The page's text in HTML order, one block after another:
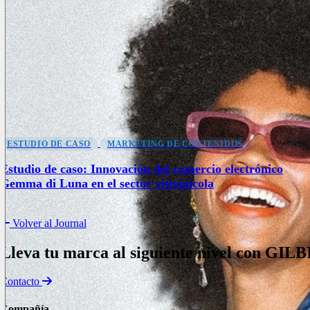
ESTUDIO DE CASO MARKETING DE CONTENIDOS
Estudio de caso: Innovación del comercio electrónico
Gemma di Luna en el sector vitivinícola
Volver al Journal
Lleva tu marca al siguiente nivel con
Contacto